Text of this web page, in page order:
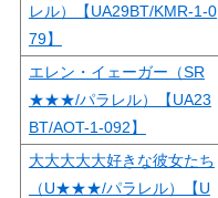
レル）【UA29BT/KMR-1-0
79】
エレン・イェーガー（SR
★★★/パラレル）【UA23
BT/AOT-1-092】
大大大大大好きな彼女たち
（U★★★/パラレル）【U